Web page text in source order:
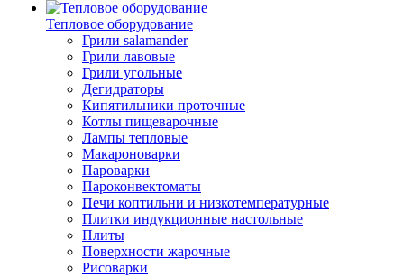
Тепловое оборудование
Грили salamander
Грили лавовые
Грили угольные
Дегидраторы
Кипятильники проточные
Котлы пищеварочные
Лампы тепловые
Макароноварки
Пароварки
Пароконвектоматы
Печи коптильни и низкотемпературные
Плитки индукционные настольные
Плиты
Поверхности жарочные
Рисоварки